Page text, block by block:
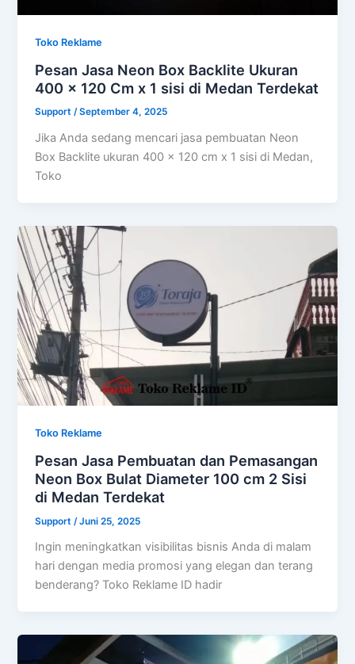
Toko Reklame
Pesan Jasa Neon Box Backlite Ukuran
400 x 120 Cm x 1 sisi di Medan Terdekat
Support/September 4, 2025
Jika Anda sedang mencari jasa pembuatan Neon
Box Backlite ukuran 400 x 120 cm x 1 sisi di Medan,
Toko
Toko Reklame
Pesan Jasa Pembuatan dan Pemasangan
Neon Box Bulat Diameter 100 cm 2 Sisi
di Medan Terdekat
Support /Juni 25, 2025
Ingin meningkatkan visibilitas bisnis Anda di malam
hari dengan media promosi yang elegan dan terang
benderang? Toko Reklame ID hadir